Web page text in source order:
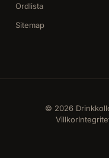
Ordlista
Sitemap
Villkor
© 2026